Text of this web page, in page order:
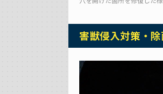
害獣侵入対策・